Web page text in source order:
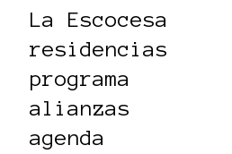
La Escocesa
residencias
programa
alianzas
agenda